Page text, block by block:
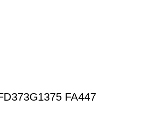
FA447